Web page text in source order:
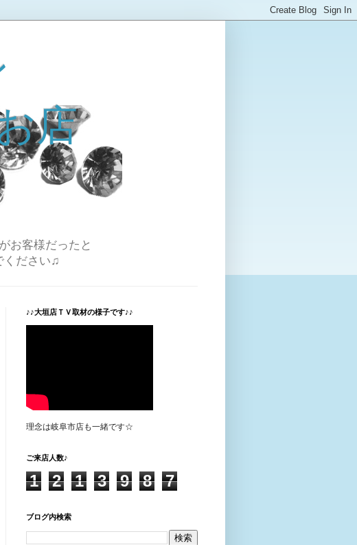
店
お客様だったと
ください♫
♪♪大垣店ＴＶ取材の様子です♪♪
理念は岐阜市店も一緒です☆
ご来店人数♪
1 2 1 3 9 8 7
ブログ内検索